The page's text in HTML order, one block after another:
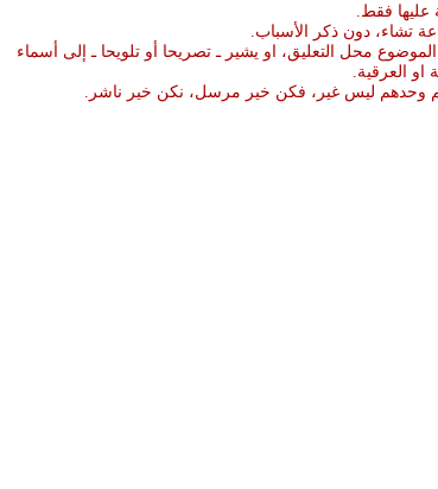
عليها فقط.
تشاء، دون ذكر الأسباب.
محل التعليق، او يشير ـ تصريحا أو تلويحا ـ إلى أسماء
او العرقية.
وحدهم ليس غير، فكن خير مرسل، نكن خير ناشر.